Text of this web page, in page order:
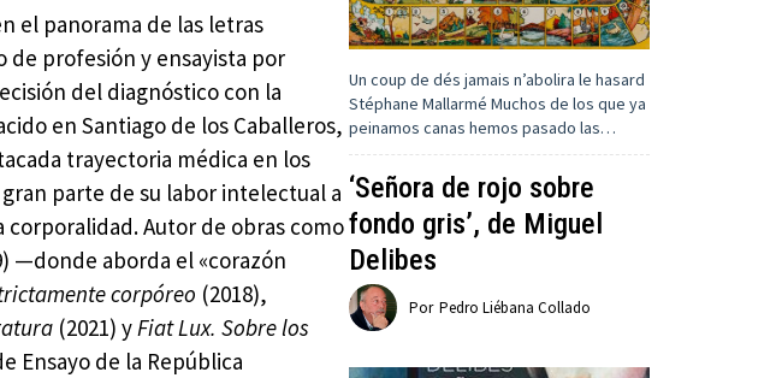
el panorama de las letras
de profesión y ensayista por
del diagnóstico con la
en Santiago de los Caballeros,
trayectoria médica en los
parte de su labor intelectual a
Autor de obras como
—donde aborda el «corazón
corpóreo (2018),
(2021) yFiat Lux. Sobre los
Ensayo de la República
Un coup de dés jamais n’abolira le hasard
Stéphane Mallarmé Muchos de los que ya
peinamos canas hemos pasado las…
‘Señora de rojo sobre
fondo gris’, de Miguel
Delibes
Por Pedro Liébana Collado